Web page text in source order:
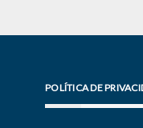
POLÍTICA DE